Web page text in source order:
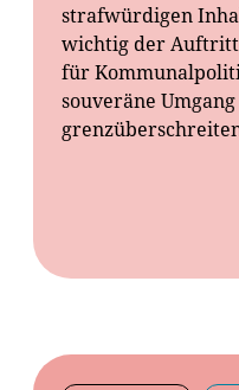
strafwürdigen
wichtig der Auftritt
für
souveräne